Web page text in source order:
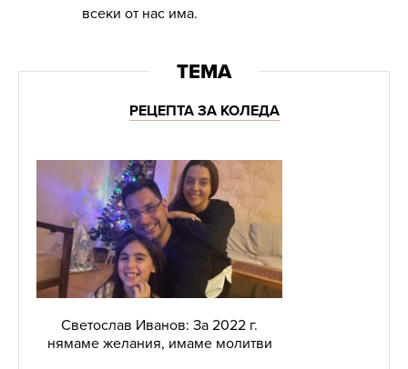
всеки от нас има.
РЕЦЕПТА ЗА КОЛЕДА
Светослав Иванов: За 2022 г.
нямаме желания, имаме молитви